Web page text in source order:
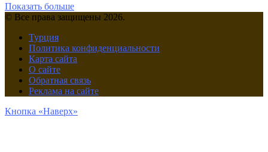
Показать больше
© Все права защищены 2026.
Турция
Политика конфиденциальности
Карта сайта
О сайте
Обратная связь
Реклама на сайте
Кнопка «Наверх»